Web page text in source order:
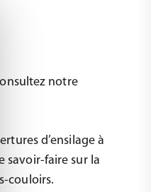
notre
d’ensilage à
savoir-faire sur la
couloirs.